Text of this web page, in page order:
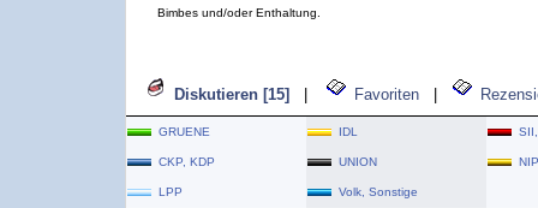
Bimbes und/oder Enthaltung.
Diskutieren [15] Favoriten
GRUENE IDL
CKP, KDP UNION NIP
LPP Volk, Sonstige